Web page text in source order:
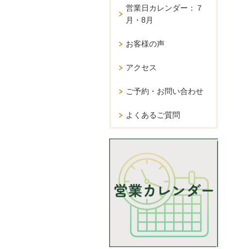
営業日カレンダー：７
月・8月
お客様の声
アクセス
ご予約・お問い合わせ
よくあるご質問